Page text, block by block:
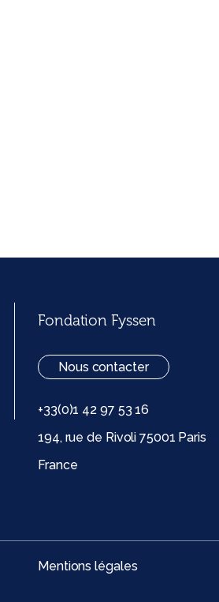
Fondation Fyssen
Nous contacter
+33(0)1 42 97 53 16
194, rue de Rivoli 75001 Paris
France
Mentions légales